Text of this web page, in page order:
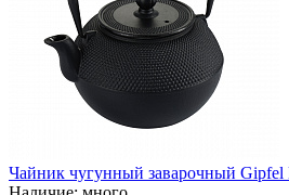
Чайник чугунный заварочный Gipfel